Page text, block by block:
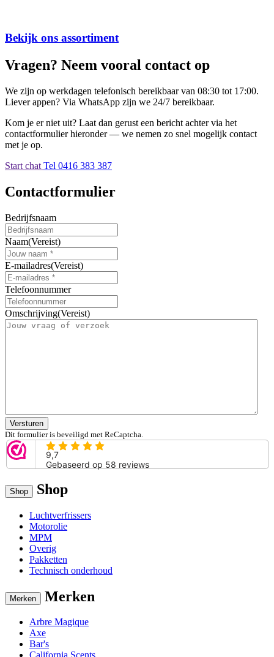
Bekijk ons assortiment
Vragen? Neem vooral contact op
We zijn op werkdagen telefonisch bereikbaar van 08:30 tot 17:00.
Liever appen? Via WhatsApp zijn we 24/7 bereikbaar.
Kom je er niet uit? Laat dan gerust een bericht achter via het
contactformulier hieronder — we nemen zo snel mogelijk contact
met je op.
Start chat Tel 0416 383 387
Contactformulier
Bedrijfsnaam
Naam(Vereist)
E-mailadres(Vereist)
Telefoonnummer
Omschrijving(Vereist)
Versturen
Dit formulier is beveiligd met ReCaptcha.
Shop Shop
Luchtverfrissers
Motorolie
MPM
Overig
Pakketten
Technisch onderhoud
Merken Merken
Arbre Magique
Axe
Bar's